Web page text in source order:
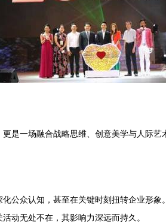
是一场融合战略思维、创意美学与人际
公众认知，甚至在关键时刻扭转企业形
动无处不在，其影响力深远而持久。